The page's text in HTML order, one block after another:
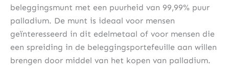
beleggingsmunt met een puurheid van 99,99% puur
palladium. De munt is ideaal voor mensen
geïnteresseerd in dit edelmetaal of voor mensen die
een spreiding in de beleggingsportefeuille aan willen
brengen door middel van het kopen van palladium.